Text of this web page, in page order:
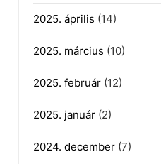
2025. április (14)
2025. március (10)
2025. február(12)
2025. január(2)
2024. december(7)